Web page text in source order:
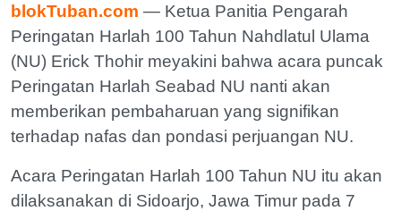
blokTuban.com — Ketua Panitia Pengarah
Peringatan Harlah 100 Tahun Nahdlatul Ulama
(NU) Erick Thohir meyakini bahwa acara puncak
Peringatan Harlah Seabad NU nanti akan
memberikan pembaharuan yang signifikan
terhadap nafas dan pondasi perjuangan NU.
Acara Peringatan Harlah 100 Tahun NU itu akan
dilaksanakan di Sidoarjo, Jawa Timur pada 7